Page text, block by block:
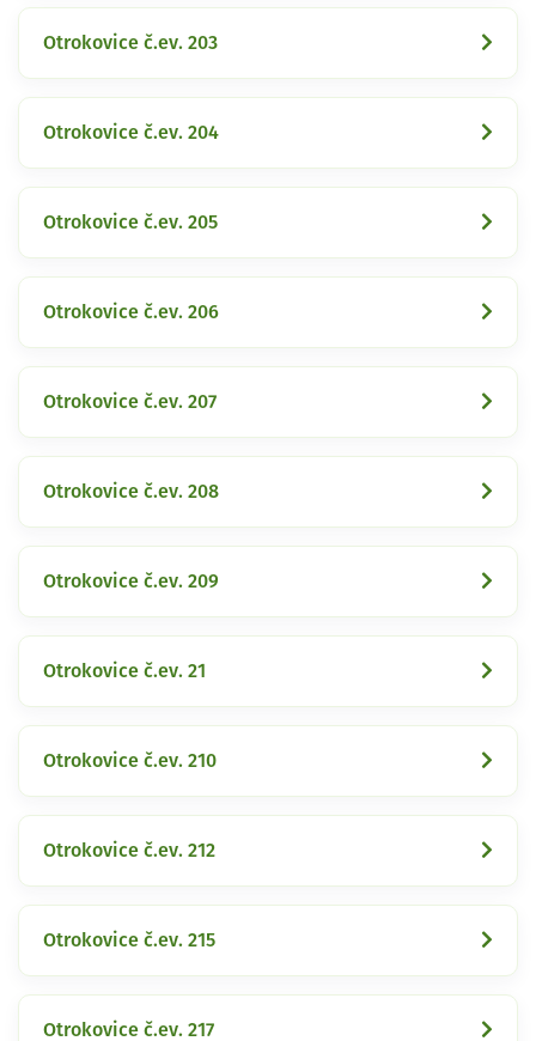
Otrokovice č.ev. 203
Otrokovice č.ev. 204
Otrokovice č.ev. 205
Otrokovice č.ev. 206
Otrokovice č.ev. 207
Otrokovice č.ev. 208
Otrokovice č.ev. 209
Otrokovice č.ev. 21
Otrokovice č.ev. 210
Otrokovice č.ev. 212
Otrokovice č.ev. 215
Otrokovice č.ev. 217